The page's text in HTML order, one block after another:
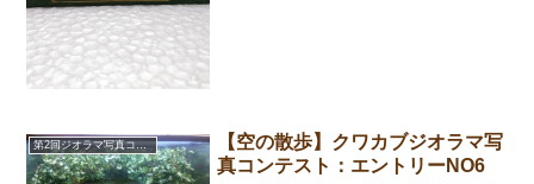
第2回ジオラマ写真コンテスト
【空の散歩】クワカブジオラマ写
真コンテスト：エントリーNO6